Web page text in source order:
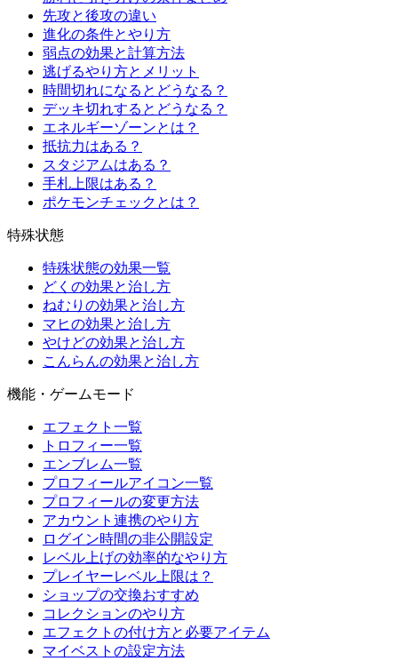
先攻と後攻の違い
進化の条件とやり方
弱点の効果と計算方法
逃げるやり方とメリット
時間切れになるとどうなる？
デッキ切れするとどうなる？
エネルギーゾーンとは？
抵抗力はある？
スタジアムはある？
手札上限はある？
ポケモンチェックとは？
特殊状態
特殊状態の効果一覧
どくの効果と治し方
ねむりの効果と治し方
マヒの効果と治し方
やけどの効果と治し方
こんらんの効果と治し方
機能・ゲームモード
エフェクト一覧
トロフィー一覧
エンブレム一覧
プロフィールアイコン一覧
プロフィールの変更方法
アカウント連携のやり方
ログイン時間の非公開設定
レベル上げの効率的なやり方
プレイヤーレベル上限は？
ショップの交換おすすめ
コレクションのやり方
エフェクトの付け方と必要アイテム
マイベストの設定方法